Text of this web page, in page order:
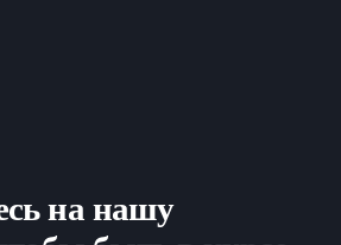
на нашу